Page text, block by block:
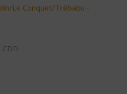
Le Conquet/Trébabu -